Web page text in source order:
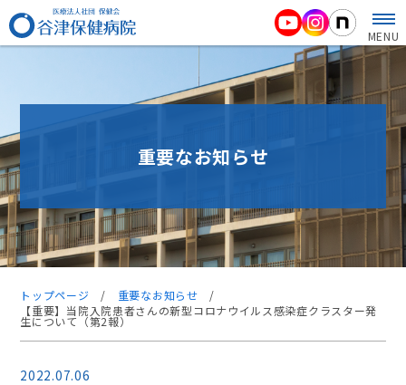
MENU
重要なお知らせ
トップページ / 重要なお知らせ /
【重要】当院入院患者さんの新型コロナウイルス感染症クラスター発
生について（第2報）
2022.07.06